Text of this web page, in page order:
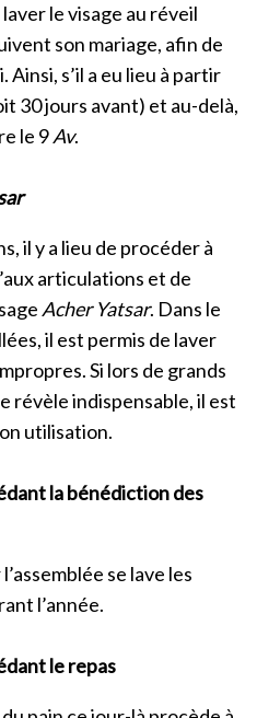
le visage au réveil
son mariage, afin de
Ainsi, s’il a eu lieu à partir
30 jours avant) et au-delà,
le 9Av.
il y a lieu de procéder à
articulations et de
Acher Yatsar. Dans le
il est permis de laver
Si lors de grands
révèle indispensable, il est
utilisation.
la bénédiction des
se lave les
l’année.
le repas